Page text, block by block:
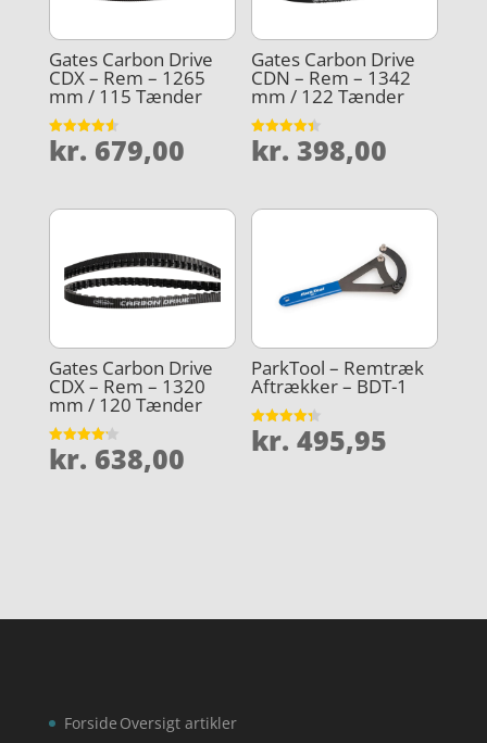
Gates Carbon Drive
CDX – Rem – 1265
mm / 115 Tænder
Vurderet
4.6
kr. 679,00
Gates Carbon Drive
CDN – Rem – 1342
mm / 122 Tænder
Vurderet
4.4
kr. 398,00
Gates Carbon Drive
CDX – Rem – 1320
mm / 120 Tænder
Vurderet
4.2
kr. 638,00
ParkTool – Remtræk
Aftrækker – BDT-1
Vurderet
4.3
kr. 495,95
Forside Oversigt artikler